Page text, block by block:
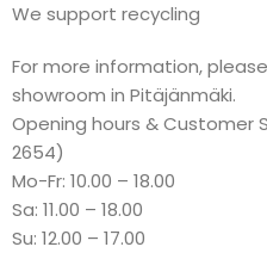
We support recycling
For more information,
showroom in Pitäjänmäki.
Opening hours & Customer
2654)
Mo-Fr: 10.00 – 18.00
Sa: 11.00 – 18.00
Su: 12.00 – 17.00